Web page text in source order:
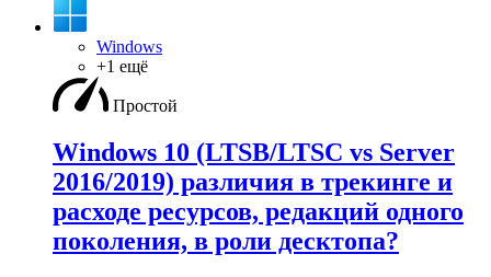
Windows
+1 ещё
Простой
Windows 10 (LTSB/LTSC vs Server
2016/2019) различия в трекинге и
расходе ресурсов, редакций одного
поколения, в роли десктопа?